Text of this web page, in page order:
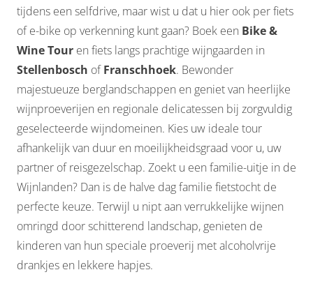
tijdens een selfdrive, maar wist u dat u hier ook per fiets
of e-bike op verkenning kunt gaan? Boek een Bike &
Wine Tour en fiets langs prachtige wijngaarden in
Stellenbosch ofFranschhoek. Bewonder
majestueuze berglandschappen en geniet van heerlijke
wijnproeverijen en regionale delicatessen bij zorgvuldig
geselecteerde wijndomeinen. Kies uw ideale tour
afhankelijk van duur en moeilijkheidsgraad voor u, uw
partner of reisgezelschap. Zoekt u een familie-uitje in de
Wijnlanden? Dan is de halve dag familie fietstocht de
perfecte keuze. Terwijl u nipt aan verrukkelijke wijnen
omringd door schitterend landschap, genieten de
kinderen van hun speciale proeverij met alcoholvrije
drankjes en lekkere hapjes.